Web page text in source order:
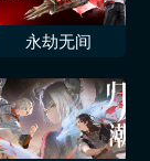
永劫无间